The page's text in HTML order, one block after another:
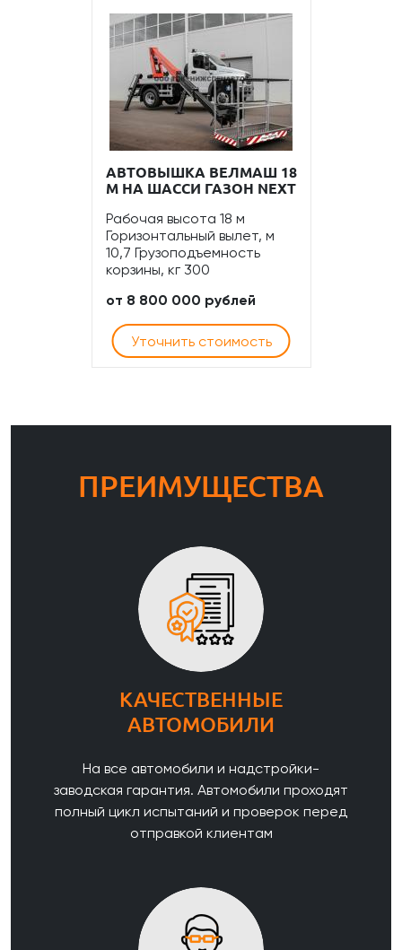
АВТОВЫШКА ВЕЛМАШ 18
М НА ШАССИ ГАЗОН NEXT
Рабочая высота 18 м
Горизонтальный вылет, м
10,7 Грузоподъемность
корзины, кг 300
от 8 800 000 рублей
Уточнить стоимость
ПРЕИМУЩЕСТВА
КАЧЕСТВЕННЫЕ
АВТОМОБИЛИ
На все автомобили и надстройки-
заводская гарантия. Автомобили проходят
полный цикл испытаний и проверок перед
отправкой клиентам